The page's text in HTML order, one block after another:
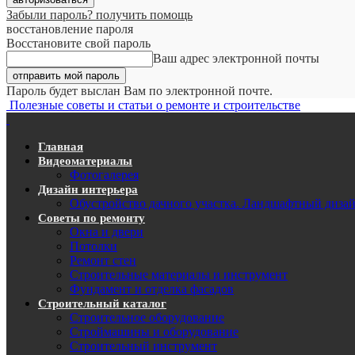
Забыли пароль? получить помощь
восстановление пароля
Восстановите свой пароль
Ваш адрес электронной почты
Пароль будет выслан Вам по электронной почте.
Полезные советы и статьи о ремонте и строительстве
Главная
Видеоматериалы
Фотогалерея
Дизайн интерьера
Обустройство дачного участка. Ландшафтный
Советы по ремонту
Окна и двери
Потолки
Ремонт стен
Строительные материалы и инструмент
Фундамент и отделка фасадов
Строительный каталог
Строительное оборудование
Строймашины и оборудование
Строительный инструмент